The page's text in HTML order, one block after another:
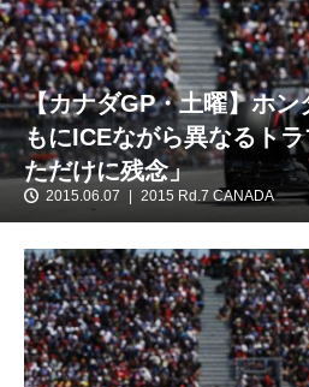
【カナダGP・土曜】ホン
もにICEながら異なるト
ただけに残念」
2015.06.07 2015 Rd.7 CANADA